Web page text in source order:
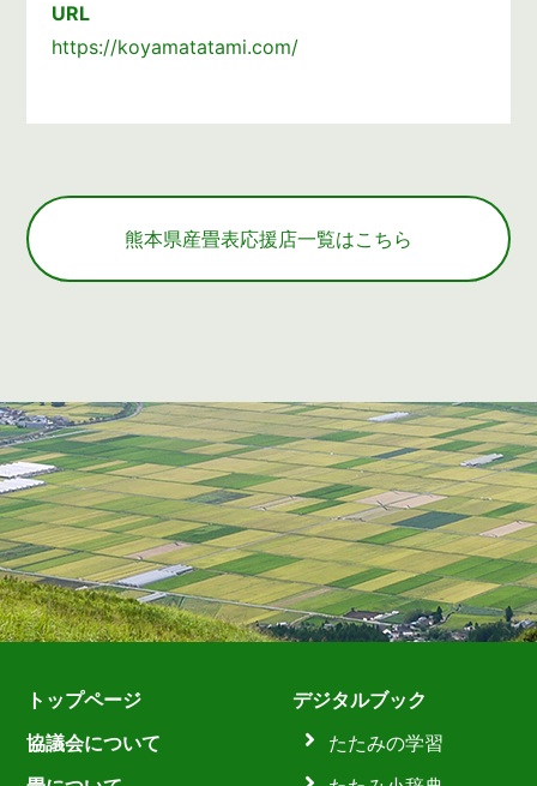
URL
https://koyamatatami.com/
熊本県産畳表応援店一覧はこちら
トップページ
協議会について
デジタルブック
たたみの学習